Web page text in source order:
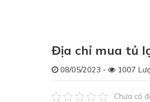
Địa chỉ mua tủ
08/05/2023 - 1007
Chưa có